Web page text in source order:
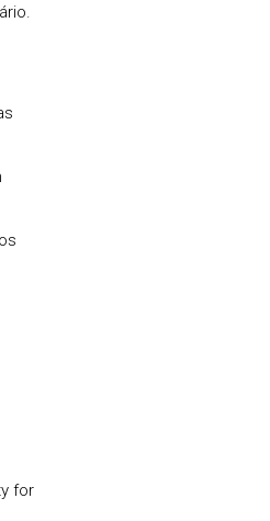
for